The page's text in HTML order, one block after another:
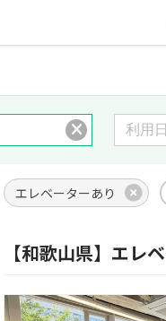
エレベーターあり
【和歌山県】エレ